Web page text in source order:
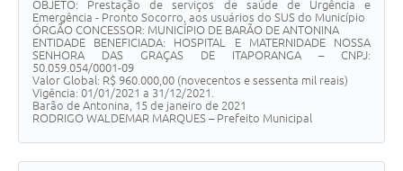
OBJETO: Prestação de serviços de saúde de Urgência e
Emergência - Pronto Socorro, aos usuários do SUS do Município
ÓRGÃO CONCESSOR: MUNICÍPIO DE BARÃO DE ANTONINA
ENTIDADE BENEFICIADA: HOSPITAL E MATERNIDADE NOSSA
SENHORA DAS GRAÇAS DE ITAPORANGA – CNPJ:
50.059.054/0001-09
Valor Global: R$ 960.000,00 (novecentos e sessenta mil reais)
Vigência: 01/01/2021 a 31/12/2021.
Barão de Antonina, 15 de janeiro de 2021
RODRIGO WALDEMAR MARQUES – Prefeito Municipal